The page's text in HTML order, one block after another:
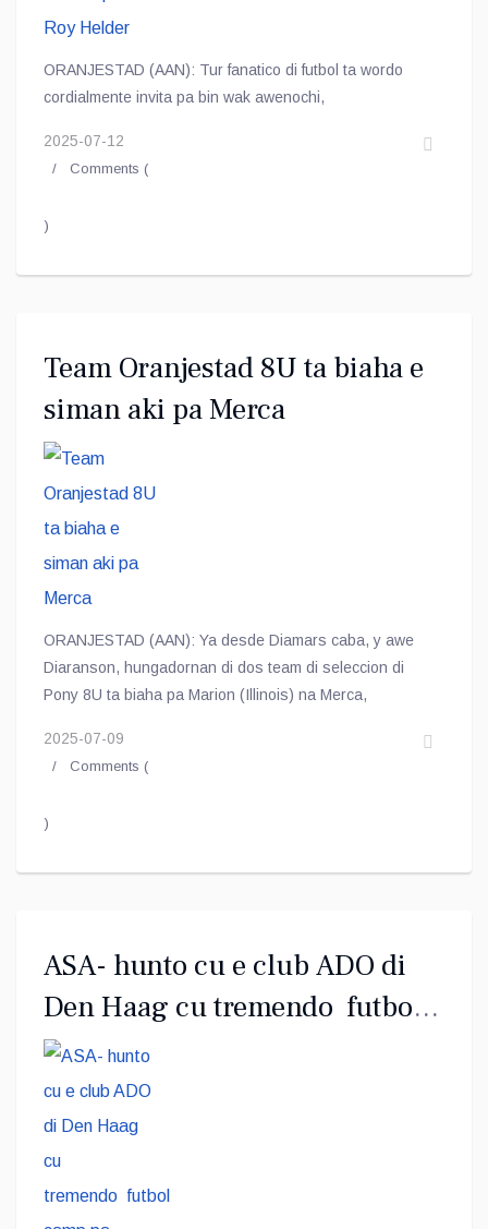
ORANJESTAD (AAN): Tur fanatico di futbol ta wordo
cordialmente invita pa bin wak awenochi,
2025-07-12
Comments (
)
Team Oranjestad 8U ta biaha e
siman aki pa Merca
ORANJESTAD (AAN): Ya desde Diamars caba, y awe
Diaranson, hungadornan di dos team di seleccion di
Pony 8U ta biaha pa Marion (Illinois) na Merca,
2025-07-09
Comments (
)
ASA- hunto cu e club ADO di
Den Haag cu tremendo futbol
camp pa hobennan a cuminsa